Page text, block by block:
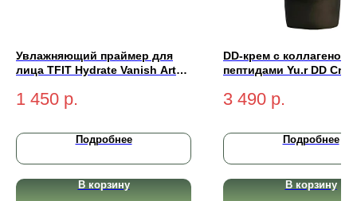
Увлажняющий праймер для
лица TFIT Hydrate Vanish Art
1 450 р.
Подробнее
В корзину
DD-крем с коллагеном
пептидами Yu.r DD
PA++++ (light-светлый)
3 490 р.
Подробнее
В корзину